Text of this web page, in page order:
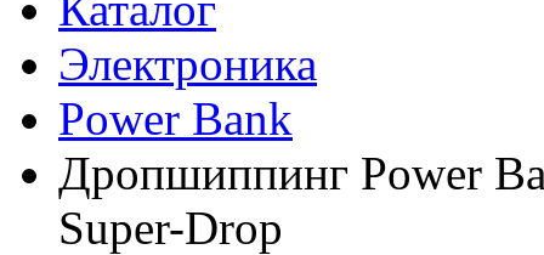
Электроника
Power Bank
Дропшиппинг Power
Super-Drop